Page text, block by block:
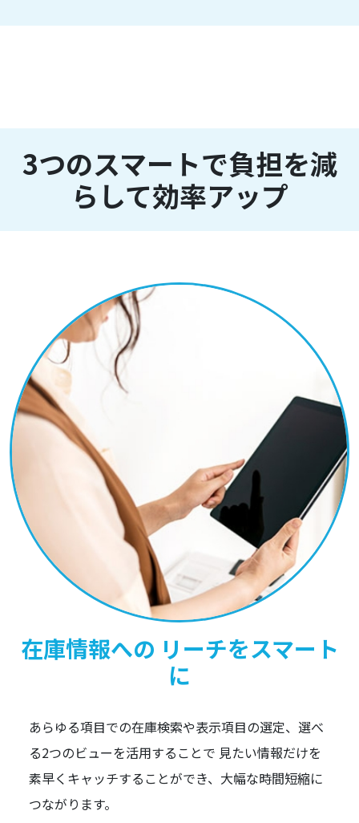
3つのスマートで負担を減
らして効率アップ
在庫情報への リーチをスマート
に
あらゆる項目での在庫検索や表示項目の選定、選べ
る2つのビューを活用することで 見たい情報だけを
素早くキャッチすることができ、大幅な時間短縮に
つながります。